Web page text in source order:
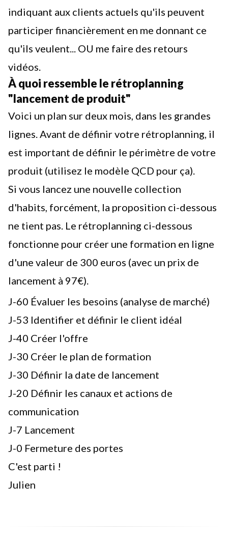
indiquant aux clients actuels qu'ils peuvent
participer financièrement en me donnant ce
qu'ils veulent... OU me faire des retours
vidéos.
À quoi ressemble le rétroplanning
"lancement de produit"
Voici un plan sur deux mois, dans les grandes
lignes. Avant de définir votre rétroplanning, il
est important de définir le périmètre de votre
produit (utilisez le modèle QCD pour ça).
Si vous lancez une nouvelle collection
d'habits, forcément, la proposition ci-dessous
ne tient pas. Le rétroplanning ci-dessous
fonctionne pour créer une formation en ligne
d'une valeur de 300 euros (avec un prix de
lancement à 97€).
J-60 Évaluer les besoins (analyse de marché)
J-53 Identifier et définir le client idéal
J-40 Créer l'offre
J-30 Créer le plan de formation
J-30 Définir la date de lancement
J-20 Définir les canaux et actions de
communication
J-7 Lancement
J-0 Fermeture des portes
C'est parti !
Julien